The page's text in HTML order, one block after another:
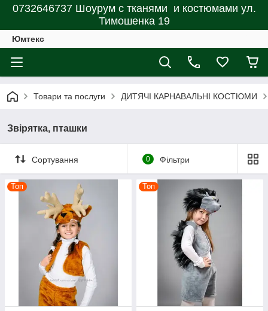
0732646737 Шоурум с тканями и костюмами ул.
Тимошенка 19
Юмтекс
Товари та послуги ДИТЯЧІ КАРНАВАЛЬНІ КОСТЮМИ
Звірятка, пташки
Сортування 0 Фільтри
Топ Топ